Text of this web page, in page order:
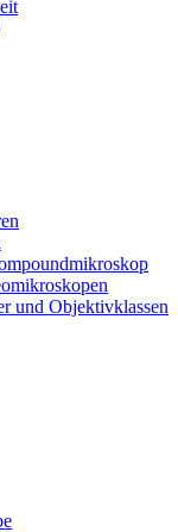
und Objektivklassen